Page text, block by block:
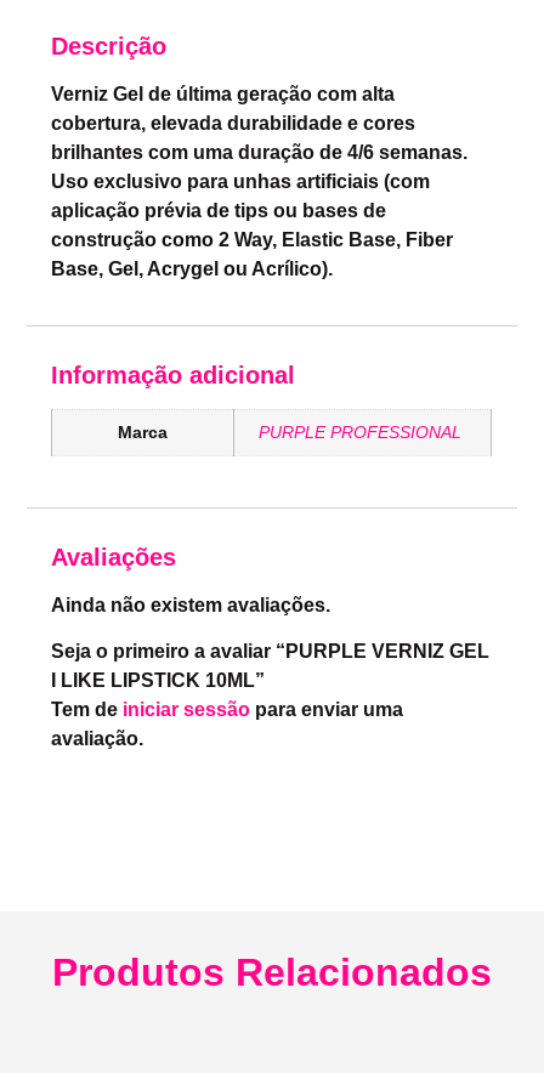
Descrição
Verniz Gel de última geração com alta
cobertura, elevada durabilidade e cores
brilhantes com uma duração de 4/6 semanas.
Uso exclusivo para unhas artificiais (com
aplicação prévia de tips ou bases de
construção como 2 Way, Elastic Base, Fiber
Base, Gel, Acrygel ou Acrílico).
Informação adicional
Marca PURPLE PROFESSIONAL
Avaliações
Ainda não existem avaliações.
Seja o primeiro a avaliar “PURPLE VERNIZ GEL
I LIKE LIPSTICK 10ML”
Tem de iniciar sessão para enviar uma
avaliação.
Produtos Relacionados